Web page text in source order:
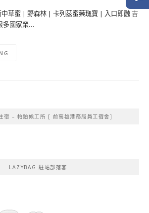
草蜜 | 野森林 | 卡列茲蜜藥瑰寶 | 入口即融 吉
多國家榮…
宿 – 帕鉑候工所 [ 前高雄港務局員工宿舍]
LAZYBAG 駐站部落客